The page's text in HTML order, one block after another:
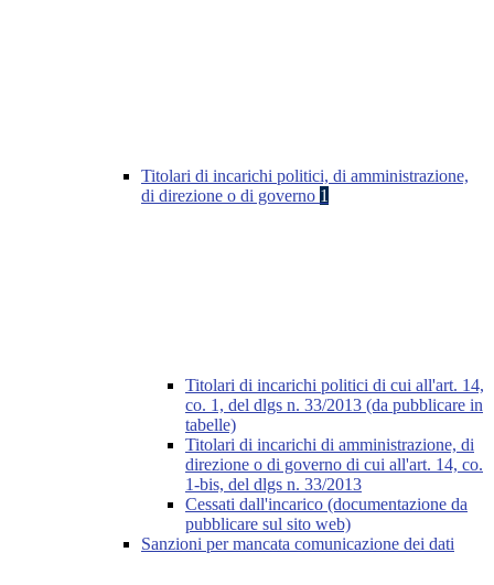
Titolari di incarichi politici, di amministrazione,
di direzione o di governo 1
Titolari di incarichi politici di cui all'art. 14,
co. 1, del dlgs n. 33/2013 (da pubblicare in
tabelle)
Titolari di incarichi di amministrazione, di
direzione o di governo di cui all'art. 14, co.
1-bis, del dlgs n. 33/2013
Cessati dall'incarico (documentazione da
pubblicare sul sito web)
Sanzioni per mancata comunicazione dei dati